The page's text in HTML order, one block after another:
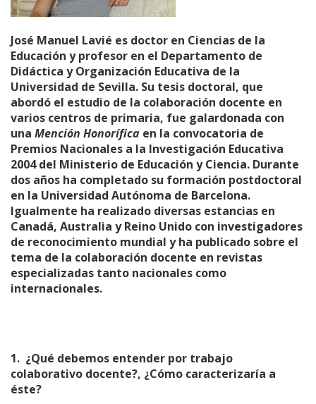
José Manuel Lavié es doctor en Ciencias de la
Educación y profesor en el Departamento de
Didáctica y Organización Educativa de la
Universidad de Sevilla. Su tesis doctoral, que
abordó el estudio de la colaboración docente en
varios centros de primaria, fue galardonada con
una Mención Honorífica en la convocatoria de
Premios Nacionales a la Investigación Educativa
2004 del Ministerio de Educación y Ciencia. Durante
dos años ha completado su formación postdoctoral
en la Universidad Autónoma de Barcelona.
Igualmente ha realizado diversas estancias en
Canadá, Australia y Reino Unido con investigadores
de reconocimiento mundial y ha publicado sobre el
tema de la colaboración docente en revistas
especializadas tanto nacionales como
internacionales.
1. ¿Qué debemos entender por trabajo
colaborativo docente?, ¿Cómo caracterizaría a
éste?